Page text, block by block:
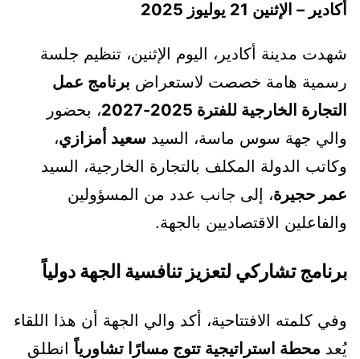
أكادير – الإثنين 21 يوليوز 2025
شهدت مدينة أكادير، اليوم الإثنين، تنظيم جلسة
رسمية هامة خصصت لاستعراض برنامج عمل
التجارة الخارجية للفترة 2025-2027
، بحضور
والي جهة سوس ماسة، السيد سعيد أمزازي،
وكاتب الدولة المكلف بالتجارة الخارجية، السيد
عمر حجيرة، إلى جانب عدد من المسؤولين
والفاعلين الاقتصاديين بالجهة.
برنامج تشاركي لتعزيز تنافسية الجهة دولياً
وفي كلمته الافتتاحية، أكد والي الجهة أن هذا اللقاء
يُعد محطة استراتيجية تتوج مسارًا تشاورياً انطلق